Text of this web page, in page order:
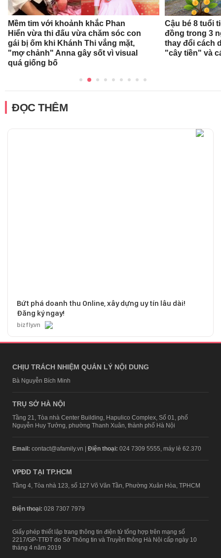
Mềm tim với khoảnh khắc Phan
Hiển vừa thi đấu vừa chăm sóc con
gái bị ốm khi Khánh Thi vắng mặt,
"mợ chảnh" Anna gây sốt vì visual
quá giống bố
Cậu bé 8 tuổi
đồng trong 3
thay đổi cách
"cây tiền" và
ĐỌC THÊM
Bứt phá doanh thu Online, xây dựng uy tín lâu dài!
Đăng ký ngay!
bizfly.vn
CHỊU TRÁCH NHIỆM QUẢN LÝ NỘI DUNG
Bà Nguyễn Bích Minh
TRỤ SỞ HÀ NỘI
Tầng 21, Tòa nhà Center Building, Hapulico Complex, Số 01, phố
Nguyễn Huy Tưởng, phường Thanh Xuân, thành phố Hà Nội
Email: contact@afamily.vn | Điện thoại: 024 7309 5555, máy lẻ 62.370
VPĐD TẠI TP.HCM
Tầng 4, Tòa nhà 123, số 127 Võ Văn Tần, Phường Xuân Hòa, TPHCM
Điện thoại: 028 7307 7979
Giấy phép thiết lập trang thông tin điện tử tổng hợp trên mạng số
2217/GP-TTĐT do Sở Thông tin và Truyền thông Hà Nội cấp ngày 10
tháng 4 năm 2019